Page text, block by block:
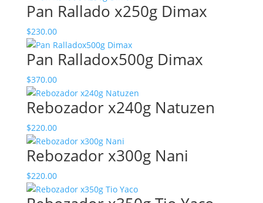
Pan Rallado x250g Dimax
$230.00
Pan Ralladox500g Dimax
$370.00
Rebozador x240g Natuzen
$220.00
Rebozador x300g Nani
$220.00